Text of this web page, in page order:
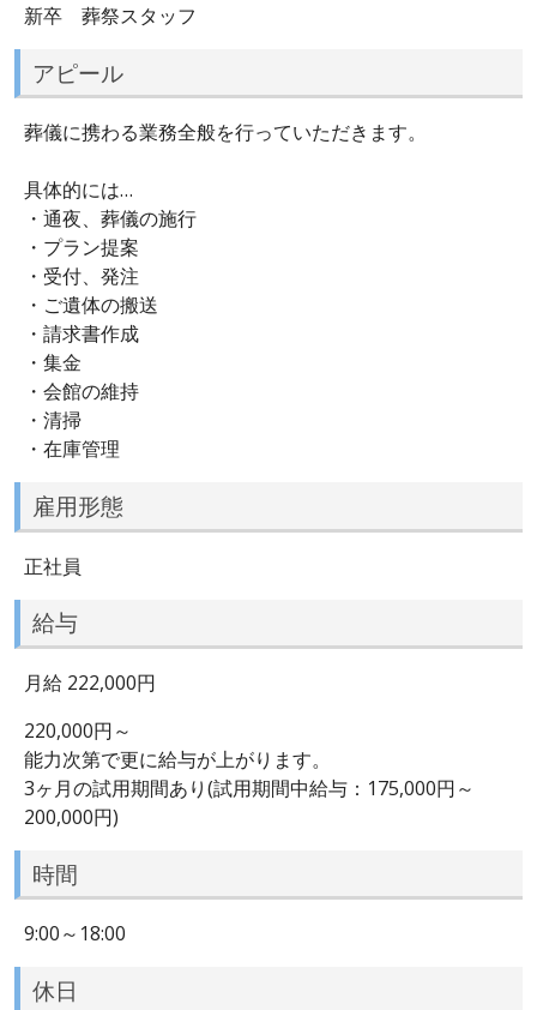
新卒 葬祭スタッフ
アピール
葬儀に携わる業務全般を行っていただきます。
具体的には…
・通夜、葬儀の施行
・プラン提案
・受付、発注
・ご遺体の搬送
・請求書作成
・集金
・会館の維持
・清掃
・在庫管理
雇用形態
正社員
給与
月給 222,000円
220,000円～
能力次第で更に給与が上がります。
3ヶ月の試用期間あり(試用期間中給与：175,000円～
200,000円)
時間
9:00～18:00
休日